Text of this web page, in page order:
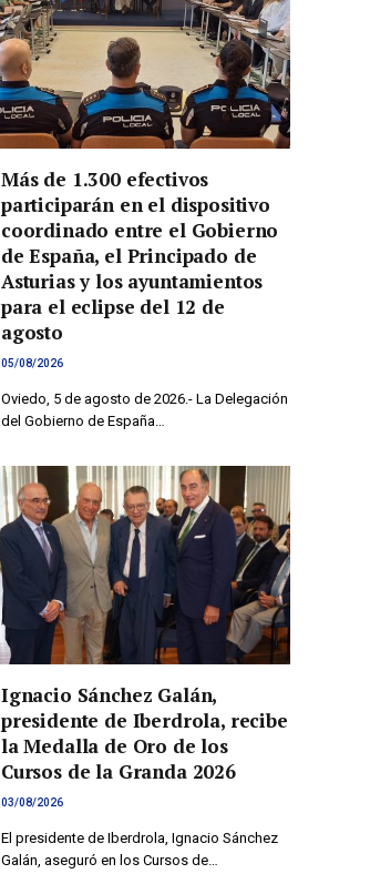
Más de 1.300 efectivos
participarán en el dispositivo
coordinado entre el Gobierno
de España, el Principado de
Asturias y los ayuntamientos
para el eclipse del 12 de
agosto
05/08/2026
Oviedo, 5 de agosto de 2026.- La Delegación
del Gobierno de España…
Ignacio Sánchez Galán,
presidente de Iberdrola, recibe
la Medalla de Oro de los
Cursos de la Granda 2026
03/08/2026
El presidente de Iberdrola, Ignacio Sánchez
Galán, aseguró en los Cursos de…